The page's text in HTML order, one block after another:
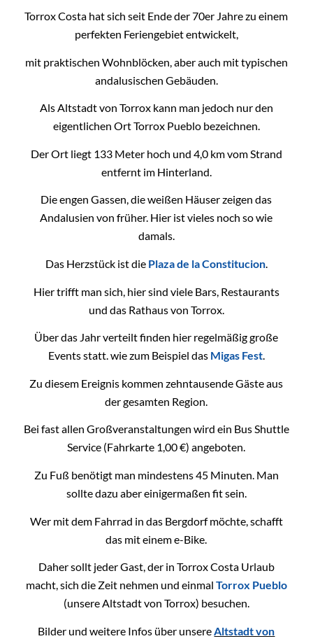
Torrox Costa hat sich seit Ende der 70er Jahre zu einem
perfekten Feriengebiet entwickelt,
mit praktischen Wohnblöcken, aber auch mit typischen
andalusischen Gebäuden.
Als Altstadt von Torrox kann man jedoch nur den
eigentlichen Ort Torrox Pueblo bezeichnen.
Der Ort liegt 133 Meter hoch und 4,0 km vom Strand
entfernt im Hinterland.
Die engen Gassen, die weißen Häuser zeigen das
Andalusien von früher. Hier ist vieles noch so wie
damals.
Das Herzstück ist die Plaza de la Constitucion.
Hier trifft man sich, hier sind viele Bars, Restaurants
und das Rathaus von Torrox.
Über das Jahr verteilt finden hier regelmäßig große
Events statt. wie zum Beispiel das Migas Fest.
Zu diesem Ereignis kommen zehntausende Gäste aus
der gesamten Region.
Bei fast allen Großveranstaltungen wird ein Bus Shuttle
Service (Fahrkarte 1,00 €) angeboten.
Zu Fuß benötigt man mindestens 45 Minuten. Man
sollte dazu aber einigermaßen fit sein.
Wer mit dem Fahrrad in das Bergdorf möchte, schafft
das mit einem e-Bike.
Daher sollt jeder Gast, der in Torrox Costa Urlaub
macht, sich die Zeit nehmen und einmal Torrox Pueblo
(unsere Altstadt von Torrox) besuchen.
Bilder und weitere Infos über unsere Altstadt von